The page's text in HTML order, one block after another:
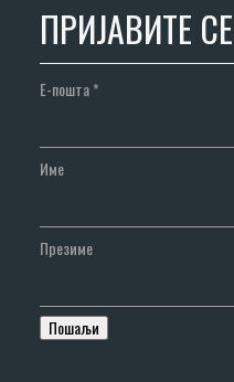
ПРИЈАВИТЕ СЕ
Е-пошта*
Име
Презиме